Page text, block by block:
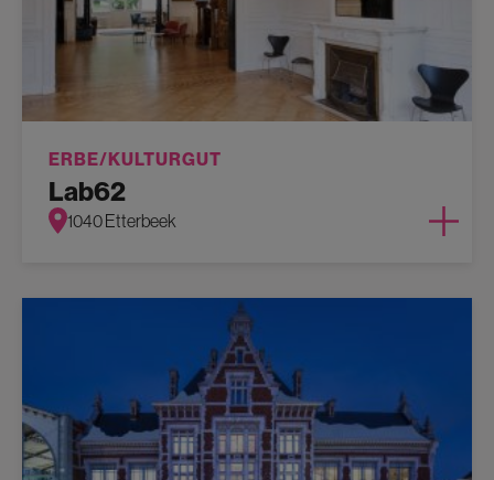
ERBE/KULTURGUT
Lab62
1040 Etterbeek